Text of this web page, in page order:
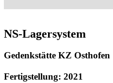
NS-Lagersystem
Gedenkstätte KZ Osthofen
Fertigstellung: 2021